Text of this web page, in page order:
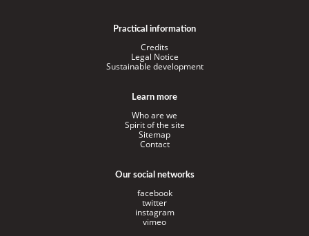
Practical information
Credits
Legal Notice
Sustainable development
Learn more
Who are we
Spirit of the site
Sitemap
Contact
Our social networks
facebook
twitter
instagram
vimeo